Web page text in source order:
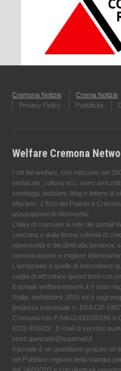
Cremona Notizie Crema Notizie
Privacy Policy
Pubblicità
Welfare Cremona
I siti del welfare, che nascono nel
sindacale ,cultura ecc. sono
sondaggi, petizioni, blog e lettere al
Migranti , L'Eco del Popolo e
associazioni di riferimento.
L'idea di costruire la rete dei portali
concreta e dalla ferma volontà di
opportunità e dei diritti alla persona,
comunicazione e migliore
L'ambizione è quella di intercettare
voglia di affrontare questi temi con
Il portale welfarenetwork.it è stato
l'Italia, nell’ottobre 2005 ed è oggi
[Impresa individuale n. REA CR-
Cremona con P.IVA 01493300196 e
0372.453429 . E-mail di servizio
storti.giancarlo@legalmail.it
Il portale è un quotidiano gratuito on
nel Pubblico registro della stampa